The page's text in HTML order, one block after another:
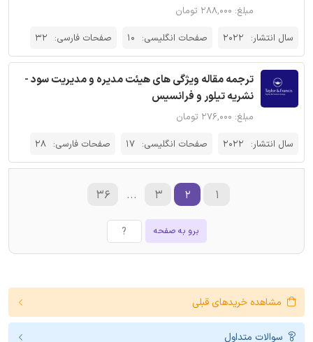
مبلغ: ۲۸۸,۰۰۰ تومان
سال انتشار: 2022 صفحات انگلیسی: 10 صفحات فارسی: 32
ترجمه مقاله ویژگی های هیئت مدیره و مدیریت سود -
نشریه تیلور و فرانسیس
مبلغ: ۲۷۶,۰۰۰ تومان
سال انتشار: 2022 صفحات انگلیسی: 17 صفحات فارسی: 28
برو به صفحه
۱ ۲ ۳ ... ۳۶
مشاهده خریدهای قبلی
سوالات متداول